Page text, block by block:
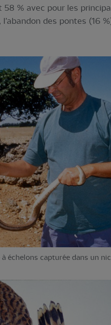
% avec pour les
des pontes (16
à échelons capturée dans un